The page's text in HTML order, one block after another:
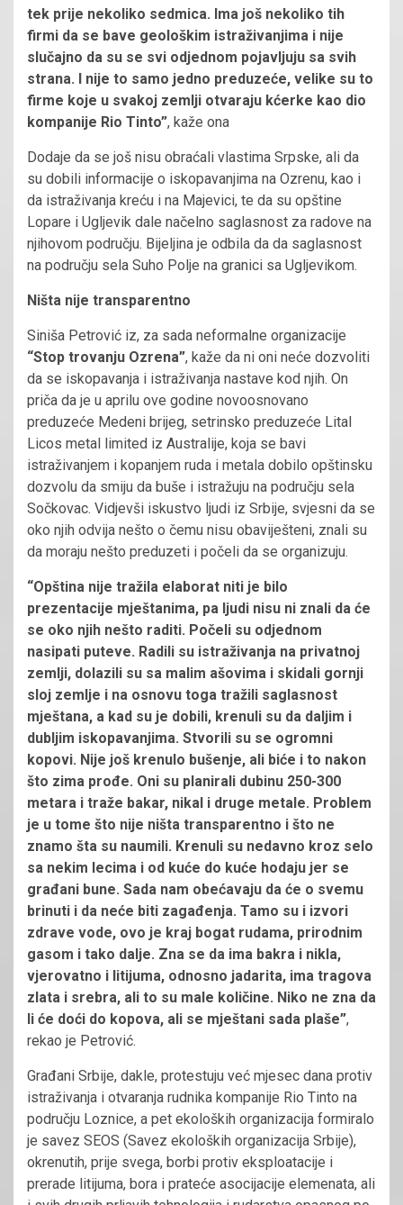
tek prije nekoliko sedmica. Ima još nekoliko tih
firmi da se bave geološkim istraživanjima i nije
slučajno da su se svi odjednom pojavljuju sa svih
strana. I nije to samo jedno preduzeće, velike su to
firme koje u svakoj zemlji otvaraju kćerke kao dio
kompanije Rio Tinto”, kaže ona
Dodaje da se još nisu obraćali vlastima Srpske, ali da
su dobili informacije o iskopavanjima na Ozrenu, kao i
da istraživanja kreću i na Majevici, te da su opštine
Lopare i Ugljevik dale načelno saglasnost za radove na
njihovom području. Bijeljina je odbila da da saglasnost
na području sela Suho Polje na granici sa Ugljevikom.
Ništa nije transparentno
Siniša Petrović iz, za sada neformalne organizacije
“Stop trovanju Ozrena”, kaže da ni oni neće dozvoliti
da se iskopavanja i istraživanja nastave kod njih. On
priča da je u aprilu ove godine novoosnovano
preduzeće Medeni brijeg, setrinsko preduzeće Lital
Licos metal limited iz Australije, koja se bavi
istraživanjem i kopanjem ruda i metala dobilo opštinsku
dozvolu da smiju da buše i istražuju na području sela
Sočkovac. Vidjevši iskustvo ljudi iz Srbije, svjesni da se
oko njih odvija nešto o čemu nisu obaviješteni, znali su
da moraju nešto preduzeti i počeli da se organizuju.
“Opština nije tražila elaborat niti je bilo
prezentacije mještanima, pa ljudi nisu ni znali da će
se oko njih nešto raditi. Počeli su odjednom
nasipati puteve. Radili su istraživanja na privatnoj
zemlji, dolazili su sa malim ašovima i skidali gornji
sloj zemlje i na osnovu toga tražili saglasnost
mještana, a kad su je dobili, krenuli su da daljim i
dubljim iskopavanjima. Stvorili su se ogromni
kopovi. Nije još krenulo bušenje, ali biće i to nakon
što zima prođe. Oni su planirali dubinu 250-300
metara i traže bakar, nikal i druge metale. Problem
je u tome što nije ništa transparentno i što ne
znamo šta su naumili. Krenuli su nedavno kroz selo
sa nekim lecima i od kuće do kuće hodaju jer se
građani bune. Sada nam obećavaju da će o svemu
brinuti i da neće biti zagađenja. Tamo su i izvori
zdrave vode, ovo je kraj bogat rudama, prirodnim
gasom i tako dalje. Zna se da ima bakra i nikla,
vjerovatno i litijuma, odnosno jadarita, ima tragova
zlata i srebra, ali to su male količine. Niko ne zna da
li će doći do kopova, ali se mještani sada plaše”,
rekao je Petrović.
Građani Srbije, dakle, protestuju već mjesec dana protiv
istraživanja i otvaranja rudnika kompanije Rio Tinto na
području Loznice, a pet ekoloških organizacija formiralo
je savez SEOS (Savez ekoloških organizacija Srbije),
okrenutih, prije svega, borbi protiv eksploatacije i
prerade litijuma, bora i prateće asocijacije elemenata, ali